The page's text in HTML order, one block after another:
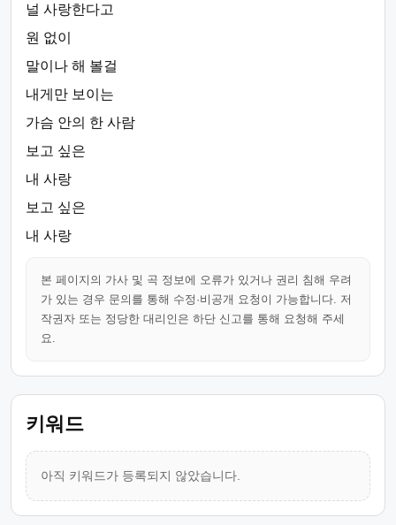
널 사랑한다고
원 없이
말이나 해 볼걸
내게만 보이는
가슴 안의 한 사람
보고 싶은
내 사랑
보고 싶은
내 사랑
본 페이지의 가사 및 곡 정보에 오류가 있거나 권리 침해 우려
가 있는 경우 문의를 통해 수정·비공개 요청이 가능합니다. 저
작권자 또는 정당한 대리인은 하단 신고를 통해 요청해 주세
요.
키워드
아직 키워드가 등록되지 않았습니다.